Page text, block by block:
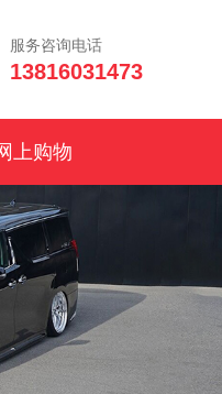
服务咨询电话
13816031473
上购物